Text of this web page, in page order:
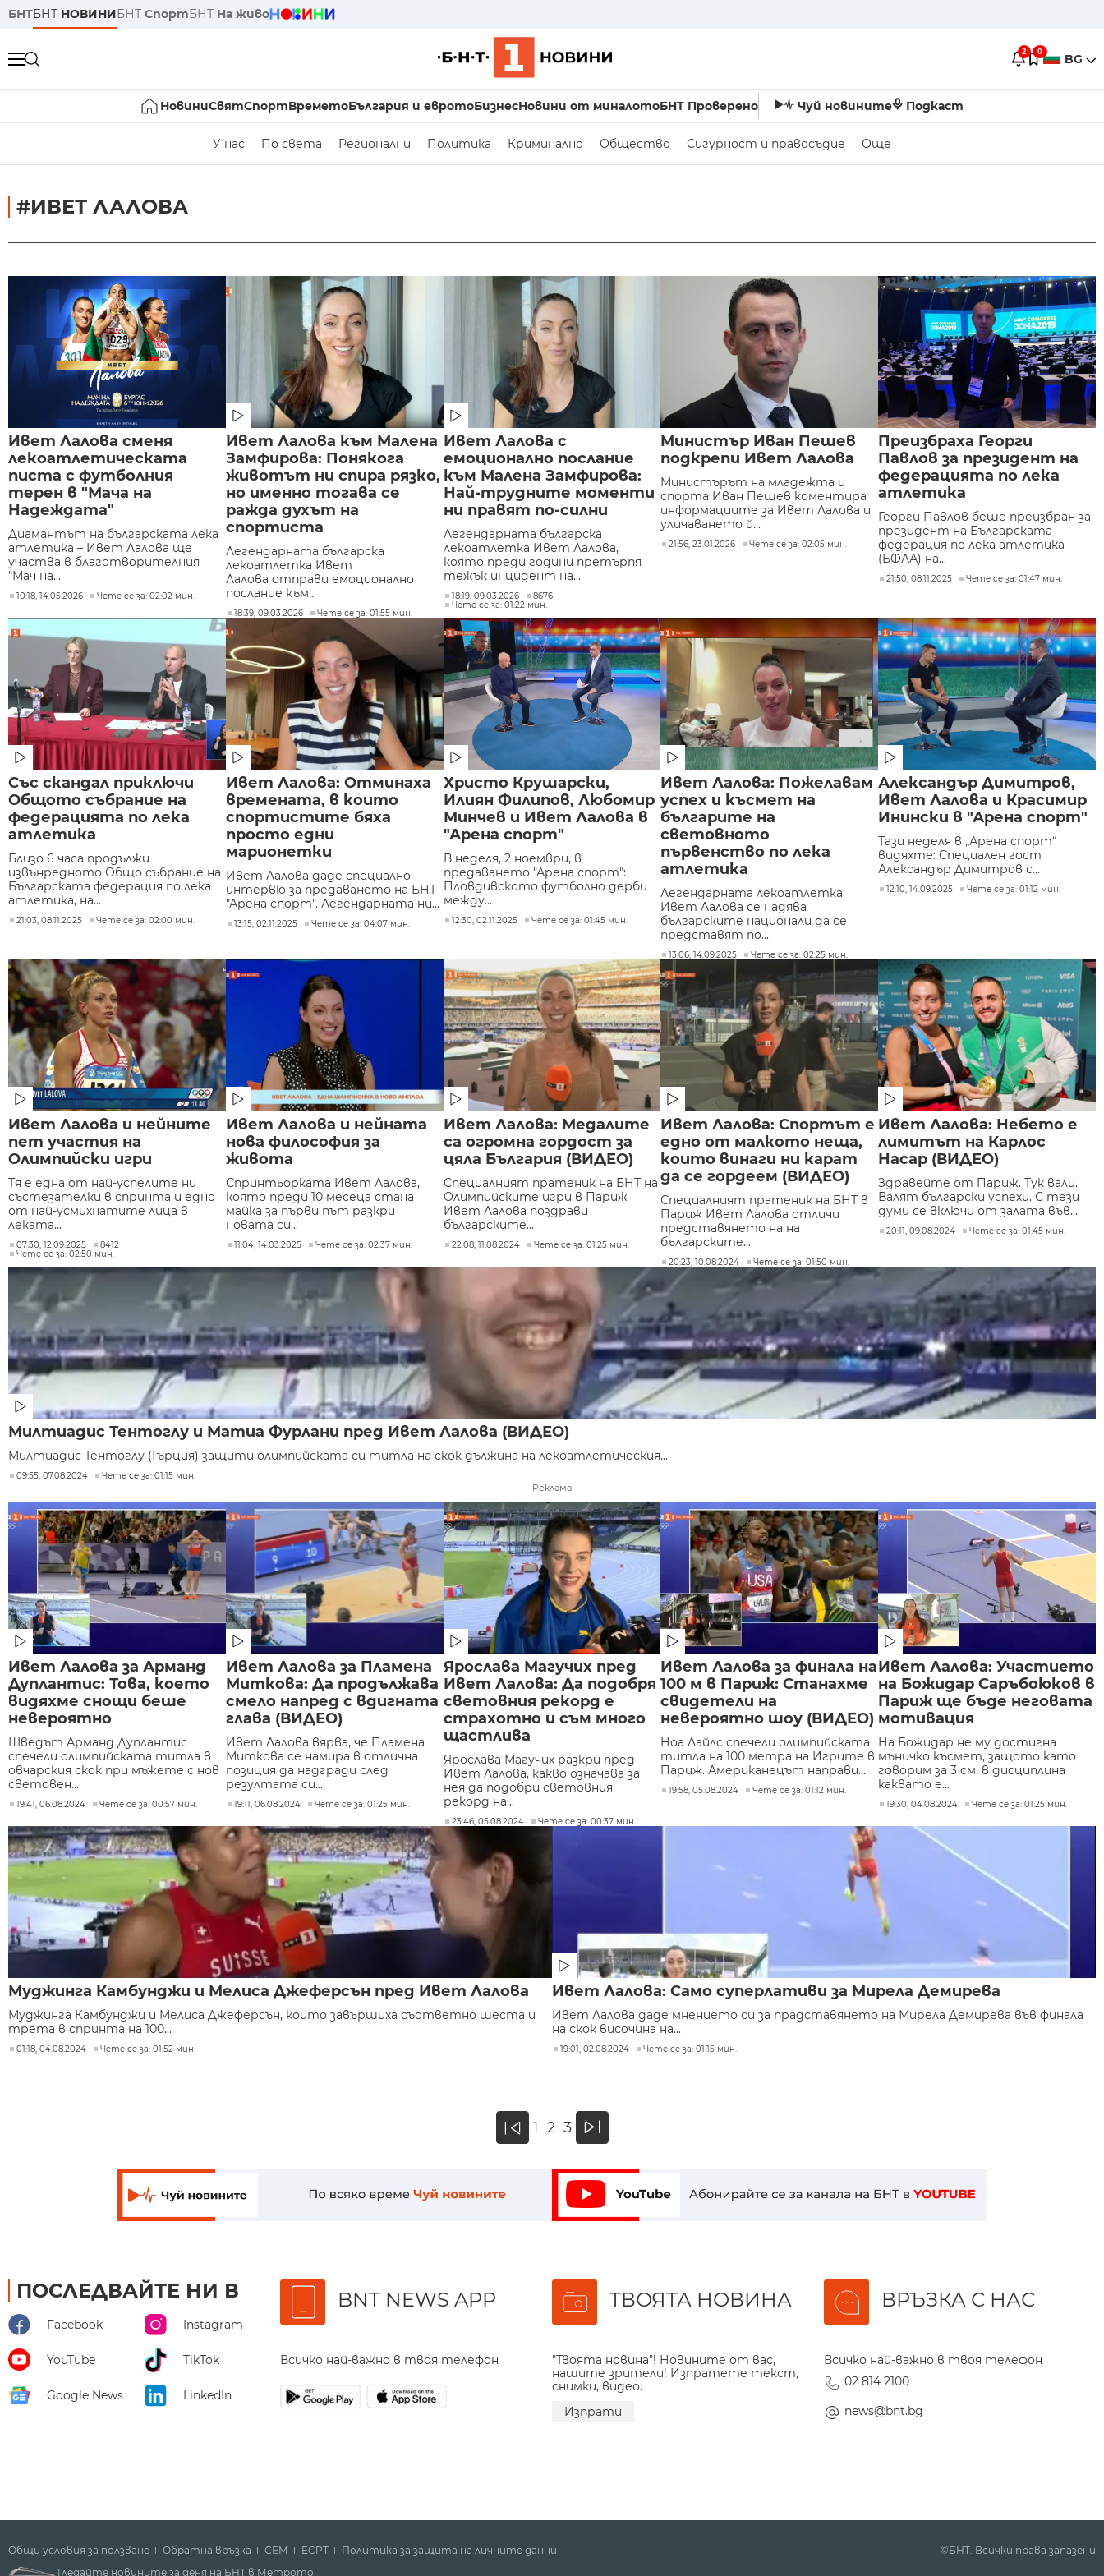
БНТБНТ НОВИНИБНТ СпортБНТ На живо
2 0 BG
НовиниСвятСпортВреметоБългария и евротоБизнесНовини от миналотоБНТ Проверено Чуй новините Подкаст
У нас По света Регионални Политика Криминално Общество Сигурност и правосъдие Още
#ИВЕТ ЛАЛОВА
Ивет Лалова сменя
лекоатлетическата
писта с футболния
терен в "Мача на
Надеждата"
Диамантът на българската лека
атлетика – Ивет Лалова ще
участва в благотворителния
"Мач на...
10:18, 14.05.2026 Чете се за: 02:02 мин.
Ивет Лалова към Малена
Замфирова: Понякога
животът ни спира рязко,
но именно тогава се
ражда духът на
спортиста
Легендарната българска
лекоатлетка Ивет
Лалова отправи емоционално
послание към...
18:39, 09.03.2026 Чете се за: 01:55 мин.
Ивет Лалова с
емоционално послание
към Малена Замфирова:
Най-трудните моменти
ни правят по-силни
Легендарната българска
лекоатлетка Ивет Лалова,
която преди години претърпя
тежък инцидент на...
18:19, 09.03.2026
8676
Чете се за: 01:22 мин.
Министър Иван Пешев
подкрепи Ивет Лалова
Министърът на младежта и
спорта Иван Пешев коментира
информациите за Ивет Лалова и
уличаването й...
21:56, 23.01.2026 Чете се за: 02:05 мин.
Преизбраха Георги
Павлов за президент на
федерацията по лека
атлетика
Георги Павлов беше преизбран за
президент на Българската
федерация по лека атлетика
(БФЛА) на...
21:50, 08.11.2025 Чете се за: 01:47 мин.
Със скандал приключи
Общото събрание на
федерацията по лека
атлетика
Близо 6 часа продължи
извънредното Общо събрание на
Българската федерация по лека
атлетика, на...
21:03, 08.11.2025 Чете се за: 02:00 мин.
Ивет Лалова: Отминаха
времената, в които
спортистите бяха
просто едни
марионетки
Ивет Лалова даде специално
интервю за предаването на БНТ
"Арена спорт". Легендарната ни...
13:15, 02.11.2025 Чете се за: 04:07 мин.
Христо Крушарски,
Илиян Филипов, Любомир
Минчев и Ивет Лалова в
"Арена спорт"
В неделя, 2 ноември, в
предаването "Арена спорт":
Пловдивското футболно дерби
между...
12:30, 02.11.2025 Чете се за: 01:45 мин.
Ивет Лалова: Пожелавам
успех и късмет на
българите на
световното
първенство по лека
атлетика
Легендарната лекоатлетка
Ивет Лалова се надява
българските национали да се
представят по...
13:06, 14.09.2025 Чете се за: 02:25 мин.
Александър Димитров,
Ивет Лалова и Красимир
Инински в "Арена спорт"
Тази неделя в „Арена спорт“
видяхте: Специален гост
Александър Димитров с...
12:10, 14.09.2025 Чете се за: 01:12 мин.
Ивет Лалова и нейните
пет участия на
Олимпийски игри
Тя е една от най-успелите ни
състезателки в спринта и едно
от най-усмихнатите лица в
леката...
07:30, 12.09.2025
8412
Чете се за: 02:50 мин.
Ивет Лалова и нейната
нова философия за
живота
Спринтьорката Ивет Лалова,
която преди 10 месеца стана
майка за първи път разкри
новата си...
11:04, 14.03.2025 Чете се за: 02:37 мин.
Ивет Лалова: Медалите
са огромна гордост за
цяла България (ВИДЕО)
Специалният пратеник на БНТ на
Олимпийските игри в Париж
Ивет Лалова поздрави
българските...
22:08, 11.08.2024 Чете се за: 01:25 мин.
Ивет Лалова: Спортът е
едно от малкото неща,
които винаги ни карат
да се гордеем (ВИДЕО)
Специалният пратеник на БНТ в
Париж Ивет Лалова отличи
представянето на на
българските...
20:23, 10.08.2024 Чете се за: 01:50 мин.
Ивет Лалова: Небето е
лимитът на Карлос
Насар (ВИДЕО)
Здравейте от Париж. Тук вали.
Валят български успехи. С тези
думи се включи от залата във...
20:11, 09.08.2024 Чете се за: 01:45 мин.
Милтиадис Тентоглу и Матиа Фурлани пред Ивет Лалова (ВИДЕО)
Милтиадис Тентоглу (Гърция) защити олимпийската си титла на скок дължина на лекоатлетическия...
09:55, 07.08.2024 Чете се за: 01:15 мин.
Реклама
Ивет Лалова за Арманд
Дуплантис: Това, което
видяхме снощи беше
невероятно
Шведът Арманд Дуплантис
спечели олимпийската титла в
овчарския скок при мъжете с нов
световен...
19:41, 06.08.2024 Чете се за: 00:57 мин.
Ивет Лалова за Пламена
Миткова: Да продължава
смело напред с вдигната
глава (ВИДЕО)
Ивет Лалова вярва, че Пламена
Миткова се намира в отлична
позиция да надгради след
резултата си...
19:11, 06.08.2024 Чете се за: 01:25 мин.
Ярослава Магучих пред
Ивет Лалова: Да подобря
световния рекорд е
страхотно и съм много
щастлива
Ярослава Магучих разкри пред
Ивет Лалова, какво означава за
нея да подобри световния
рекорд на...
23:46, 05.08.2024 Чете се за: 00:37 мин.
Ивет Лалова за финала на
100 м в Париж: Станахме
свидетели на
невероятно шоу (ВИДЕО)
Ноа Лайлс спечели олимпийската
титла на 100 метра на Игрите в
Париж. Американецът направи...
19:58, 05.08.2024 Чете се за: 01:12 мин.
Ивет Лалова: Участието
на Божидар Саръбоюков в
Париж ще бъде неговата
мотивация
На Божидар не му достигна
мъничко късмет, защото като
говорим за 3 см. в дисциплина
каквато е...
19:30, 04.08.2024 Чете се за: 01:25 мин.
Муджинга Камбунджи и Мелиса Джеферсън пред Ивет Лалова
Муджинга Камбунджи и Мелиса Джеферсън, които завършиха съответно шеста и
трета в спринта на 100...
01:18, 04.08.2024 Чете се за: 01:52 мин.
Ивет Лалова: Само суперлативи за Мирела Демирева
Ивет Лалова даде мнението си за прадставянето на Мирела Демирева във финала
на скок височина на...
19:01, 02.08.2024 Чете се за: 01:15 мин.
« 1 2 3 »
ПОСЛЕДВАЙТЕ НИ В
Facebook Instagram
YouTube TikTok
Google News LinkedIn
BNT NEWS APP
Всичко най-важно в твоя телефон
ТВОЯТА НОВИНА
"Твоята новина"! Новините от вас,
нашите зрители! Изпратете текст,
снимки, видео.
Изпрати
ВРЪЗКА С НАС
Всичко най-важно в твоя телефон
02 814 2100
news@bnt.bg
Общи условия за ползване Обратна връзка СЕМ ECPT Политика за защита на личните данни
©БНТ. Всички права запазени
Гледайте новините за деня на БНТ в Метрото